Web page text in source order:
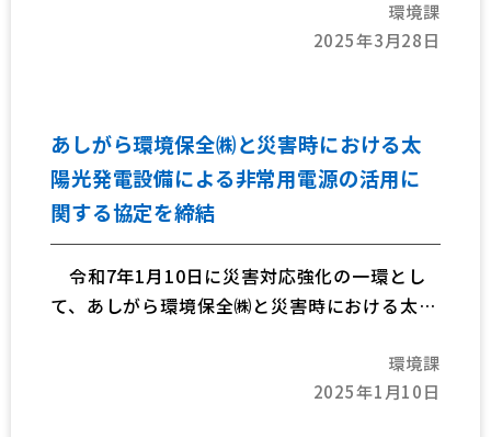
環境課
2025年3月28日
あしがら環境保全㈱と災害時における太
陽光発電設備による非常用電源の活用に
関する協定を締結
令和7年1月10日に災害対応強化の一環とし
て、あしがら環境保全㈱と災害時における太陽
環境課
2025年1月10日